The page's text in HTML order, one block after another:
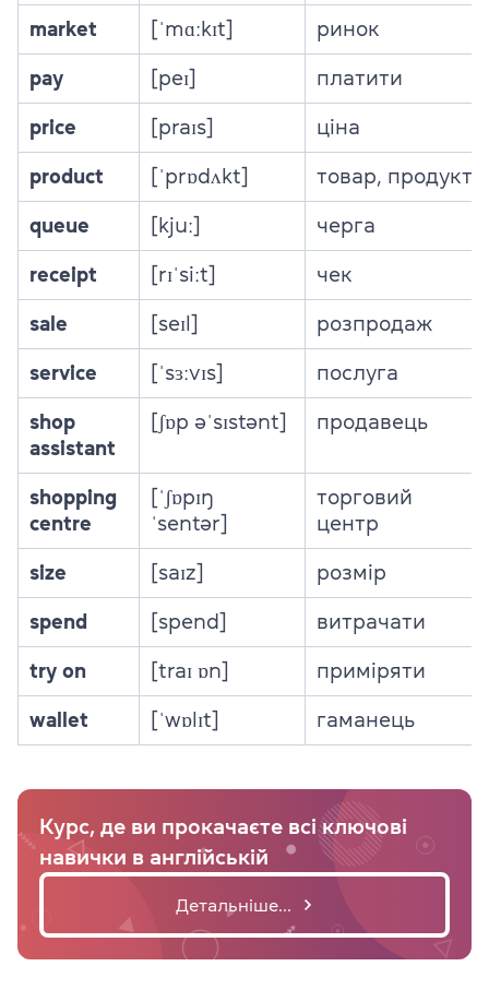
market [ˈmɑːkɪt] ринок
pay [peɪ] платити
price [praɪs] ціна
product [ˈprɒdʌkt] товар, продукт
queue [kjuː] черга
receipt [rɪˈsiːt] чек
sale [seɪl] розпродаж
service [ˈsɜːvɪs] послуга
shop
assistant
[ʃɒp əˈsɪstənt] продавець
shopping
centre
[ˈʃɒpɪŋ
ˈsentər]
торговий
центр
size [saɪz] розмір
spend [spend] витрачати
try on [traɪ ɒn] приміряти
wallet [ˈwɒlɪt] гаманець
Курс, де ви прокачаєте всі ключові
навички в англійській
Детальніше...